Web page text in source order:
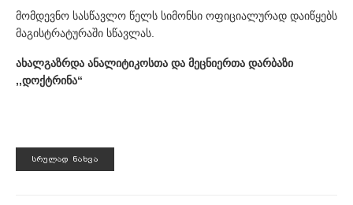
მომდევნო სასწავლო წელს სიმონსი ოფიციალურად დაიწყებს
მაგისტრატურაში სწავლას.
ახალგაზრდა ანალიტიკოსთა და მეცნიერთა დარბაზი
,,დოქტრინა“
ᲡᲠᲣᲚᲐᲓ ᲜᲐᲮᲕᲐ